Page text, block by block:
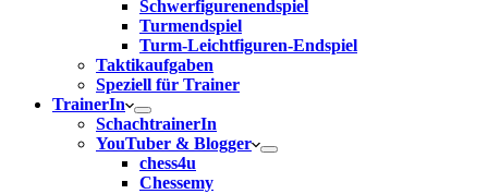
Schwerfigurenendspiel
Turmendspiel
Turm-Leichtfiguren-Endspiel
Taktikaufgaben
Speziell für Trainer
TrainerIn
SchachtrainerIn
YouTuber & Blogger
chess4u
Chessemy